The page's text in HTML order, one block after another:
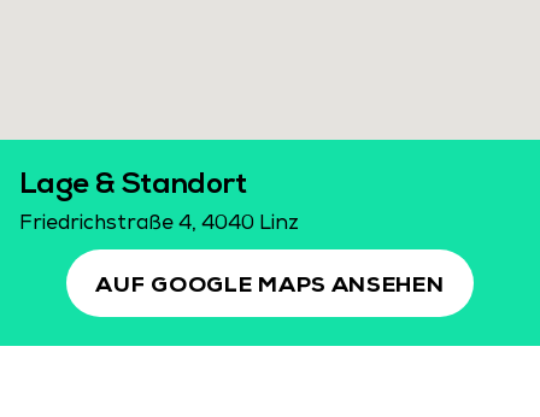
Lage & Standort
Friedrichstraße 4, 4040 Linz
AUF GOOGLE MAPS ANSEHEN